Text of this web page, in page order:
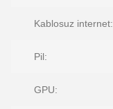
Kablosuz internet:
Pil:
GPU: